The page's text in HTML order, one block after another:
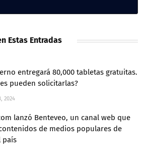
Estas Entradas
entregará 80,000 tabletas gratuitas.
pueden solicitarlas?
2024
lanzó Benteveo, un canal web que
de medios populares de
país